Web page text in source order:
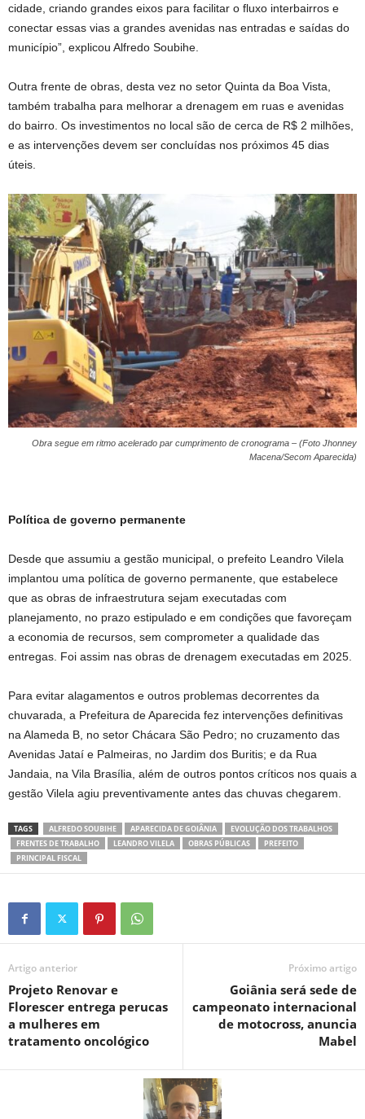
cidade, criando grandes eixos para facilitar o fluxo interbairros e
conectar essas vias a grandes avenidas nas entradas e saídas do
município”, explicou Alfredo Soubihe.
Outra frente de obras, desta vez no setor Quinta da Boa Vista,
também trabalha para melhorar a drenagem em ruas e avenidas
do bairro. Os investimentos no local são de cerca de R$ 2 milhões,
e as intervenções devem ser concluídas nos próximos 45 dias
úteis.
Obra segue em ritmo acelerado par cumprimento de cronograma – (Foto Jhonney
Macena/Secom Aparecida)
Política de governo permanente
Desde que assumiu a gestão municipal, o prefeito Leandro Vilela
implantou uma política de governo permanente, que estabelece
que as obras de infraestrutura sejam executadas com
planejamento, no prazo estipulado e em condições que favoreçam
a economia de recursos, sem comprometer a qualidade das
entregas. Foi assim nas obras de drenagem executadas em 2025.
Para evitar alagamentos e outros problemas decorrentes da
chuvarada, a Prefeitura de Aparecida fez intervenções definitivas
na Alameda B, no setor Chácara São Pedro; no cruzamento das
Avenidas Jataí e Palmeiras, no Jardim dos Buritis; e da Rua
Jandaia, na Vila Brasília, além de outros pontos críticos nos quais a
gestão Vilela agiu preventivamente antes das chuvas chegarem.
TAGS ALFREDO SOUBIHE APARECIDA DE GOIÂNIA
EVOLUÇÃO DOS TRABALHOS
FRENTES DE TRABALHO
LEANDRO VILELA OBRAS PÚBLICAS
PREFEITO
PRINCIPAL FISCAL
Artigo anterior
Projeto Renovar e
Florescer entrega perucas
a mulheres em
tratamento oncológico
Próximo artigo
Goiânia será sede de
campeonato internacional
de motocross, anuncia
Mabel